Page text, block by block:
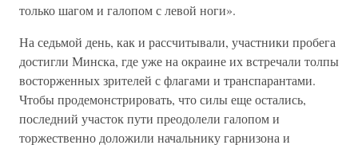
только шагом и галопом с левой ноги».
На седьмой день, как и рассчитывали, участники пробега
достигли Минска, где уже на окраине их встречали толпы
восторженных зрителей с флагами и транспарантами.
Чтобы продемонстрировать, что силы еще остались,
последний участок пути преодолели галопом и
торжественно доложили начальнику гарнизона и